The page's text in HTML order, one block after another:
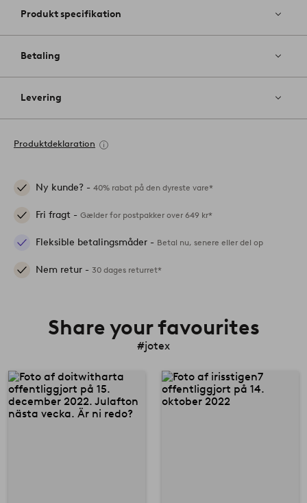
Produkt specifikation
Betaling
Levering
Produktdeklaration
Ny kunde? - 40% rabat på den dyreste vare*
Fri fragt - Gælder for postpakker over 649 kr*
Fleksible betalingsmåder - Betal nu, senere eller del op
Nem retur - 30 dages returret*
Share your favourites
#jotex